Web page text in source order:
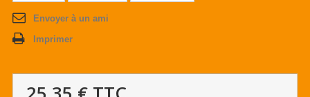
Envoyer à un ami
Imprimer